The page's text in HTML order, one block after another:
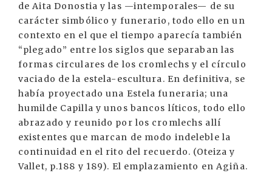
de Aita Donostia y las —intemporales— de su
carácter simbólico y funerario, todo ello en un
contexto en el que el tiempo aparecía también
“plegado” entre los siglos que separaban las
formas circulares de los cromlechs y el círculo
vaciado de la estela-escultura. En definitiva, se
había proyectado una Estela funeraria; una
humilde Capilla y unos bancos líticos, todo ello
abrazado y reunido por los cromlechs allí
existentes que marcan de modo indeleble la
continuidad en el rito del recuerdo. (Oteiza y
Vallet, p.188 y 189). El emplazamiento en Agiña.